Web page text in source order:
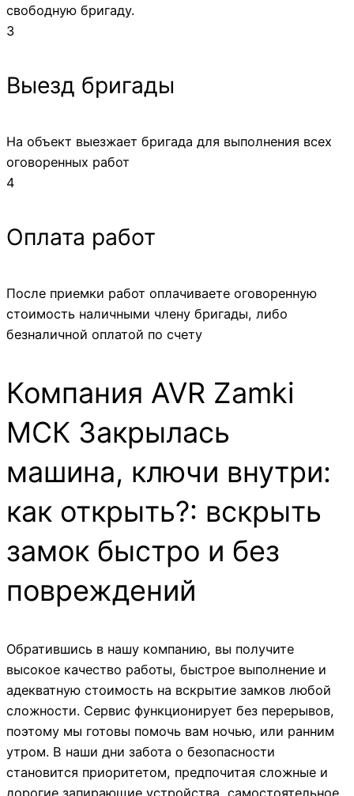
свободную бригаду.
3
Выезд бригады
На объект выезжает бригада для выполнения всех
оговоренных работ
4
Оплата работ
После приемки работ оплачиваете оговоренную
стоимость наличными члену бригады, либо
безналичной оплатой по счету
Компания AVR Zamki
МСК Закрылась
машина, ключи внутри:
как открыть?: вскрыть
замок быстро и без
повреждений
Обратившись в нашу компанию, вы получите
высокое качество работы, быстрое выполнение и
адекватную стоимость на вскрытие замков любой
сложности. Сервис функционирует без перерывов,
поэтому мы готовы помочь вам ночью, или ранним
утром. В наши дни забота о безопасности
становится приоритетом, предпочитая сложные и